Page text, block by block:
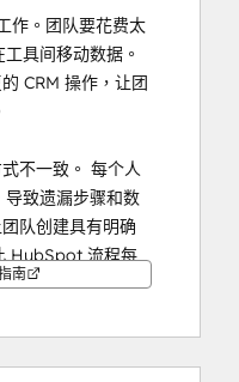
作。团队要花费太
具间移动数据。
CRM 操作，让团
不一致。 每个人
导致遗漏步骤和数
队创建具有明确
HubSpot 流程每
度缓慢。 当团队
交易和任务的重
南